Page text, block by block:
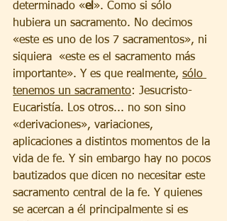
determinado «el ». Como si sólo
hubiera un sacramento. No decimos
«este es uno de los 7 sacramentos», ni
siquiera  «este es el sacramento más
importante». Y es que realmente, sólo
tenemos un sacramento: Jesucristo-
Eucaristía. Los otros... no son sino
«derivaciones», variaciones,
aplicaciones a distintos momentos de la
vida de fe. Y sin embargo hay no pocos
bautizados que dicen no necesitar este
sacramento central de la fe. Y quienes
se acercan a él principalmente si es